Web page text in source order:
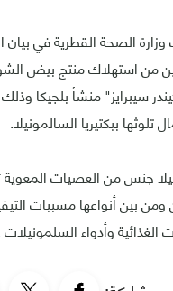
الصحة القطرية في بيان
من استهلاك منتج بيض
سيبرايز" منشأ بلجيكا
تلوثها ببكتيريا السالمونيلا.
جنس من العصيات المعوية
ومن بين أنواعها مسببات
وأدواء